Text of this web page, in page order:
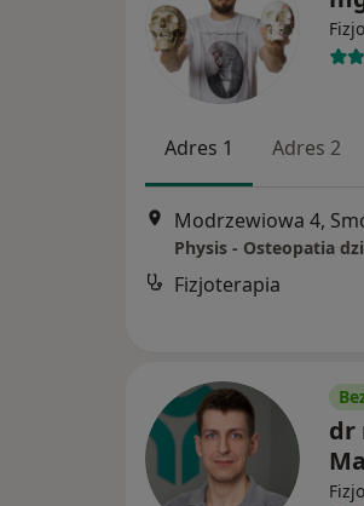
Adres 1 Adres 2
Modrzewiowa 4,
Physis - Osteopatia
Fizjoterapia
dr